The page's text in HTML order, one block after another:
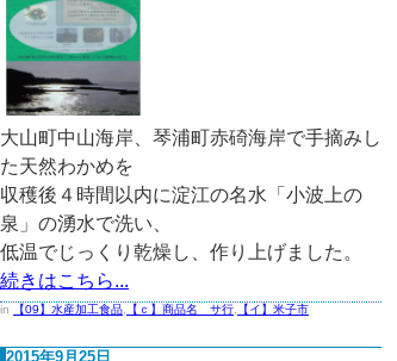
大山町中山海岸、琴浦町赤碕海岸で手摘みし
た天然わかめを
収穫後４時間以内に淀江の名水「小波上の
泉」の湧水で洗い、
低温でじっくり乾燥し、作り上げました。
続きはこちら...
in 【09】水産加工食品, 【ｃ】商品名 サ行, 【イ】米子市
2015年9月25日